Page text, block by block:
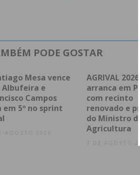
PODE GOSTAR
Mesa vence
Albufeira e
Campos
em 5º no sprint
AGOSTO 2026
AGRIVAL 2026
arranca em
com recinto
renovado e
do Ministro da
Agricultura
7 DE AGOSTO